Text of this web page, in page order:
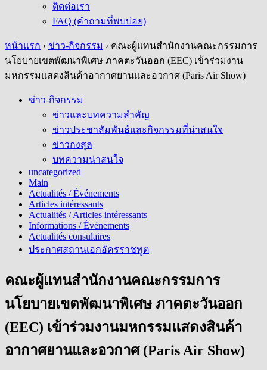
ติดต่อเรา
FAQ (คำถามที่พบบ่อย)
หน้าแรก › ข่าว-กิจกรรม › คณะผู้แทนสำนักงานคณะกรรมการ
นโยบายเขตพัฒนาพิเศษ ภาคตะวันออก (EEC) เข้าร่วมงาน
มหกรรมแสดงสินค้าอากาศยานและอวกาศ (Paris Air Show)
ข่าว-กิจกรรม
ข่าวและบทความสำคัญ
ข่าวประชาสัมพันธ์และกิจกรรมที่น่าสนใจ
ข่าวกงสุล
บทความน่าสนใจ
uncategorized
Main
Actualités / Événements
Articles intéressants
Actualités / Articles intéressants
Informations / Événements
Actualités consulaires
ประกาศสถานเอกอัครราชทูต
คณะผู้แทนสำนักงานคณะกรรมการ
นโยบายเขตพัฒนาพิเศษ ภาคตะวันออก
(EEC) เข้าร่วมงานมหกรรมแสดงสินค้า
อากาศยานและอวกาศ (Paris Air Show)